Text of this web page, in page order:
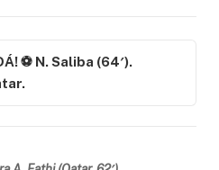
⚽ N. Saliba (64′).